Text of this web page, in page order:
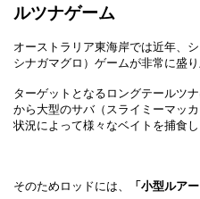
ルツナゲーム
オーストラリア東海岸では近年、
シナガマグロ）ゲームが非常に盛り
ターゲットとなるロングテールツ
から大型のサバ（スライミーマッ
状況によって様々なベイトを捕食し
そのためロッドには、 「小型ルア